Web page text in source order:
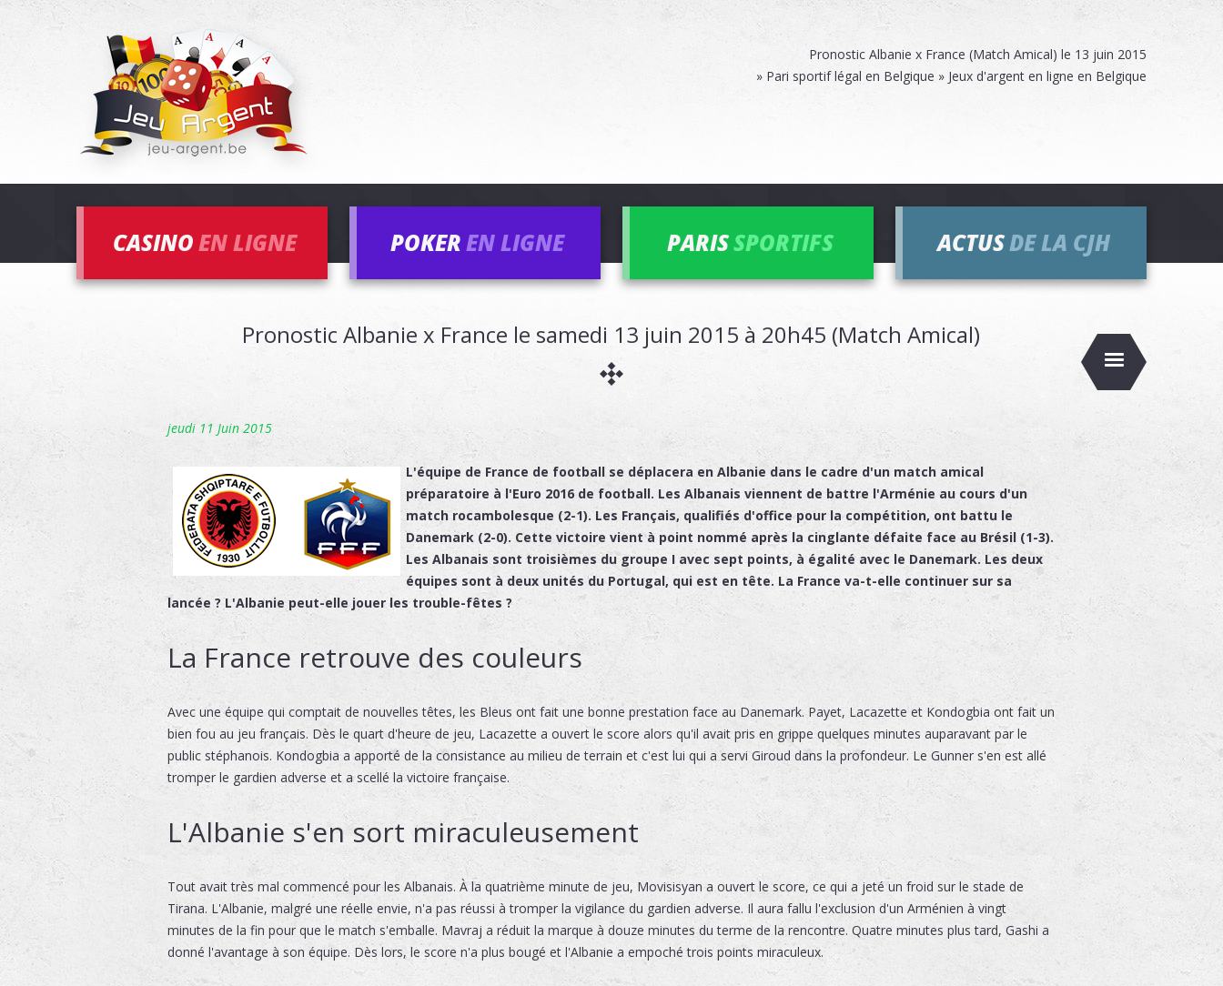
Pronostic Albanie x France (Match Amical) le 13 juin 2015
» Pari sportif légal en Belgique » Jeux d'argent en ligne en Belgique
CASINOEN LIGNE POKEREN LIGNE PARISSPORTIFS ACTUSDE LA CJH
Pronostic Albanie x France le samedi 13 juin 2015 à 20h45 (Match Amical)
jeudi 11 Juin 2015
L'équipe de France de football se déplacera en Albanie dans le cadre d'un match amical
préparatoire à l'Euro 2016 de football. Les Albanais viennent de battre l'Arménie au cours d'un
match rocambolesque (2-1). Les Français, qualifiés d'office pour la compétition, ont battu le
Danemark (2-0). Cette victoire vient à point nommé après la cinglante défaite face au Brésil (1-3).
Les Albanais sont troisièmes du groupe I avec sept points, à égalité avec le Danemark. Les deux
équipes sont à deux unités du Portugal, qui est en tête. La France va-t-elle continuer sur sa
lancée ? L'Albanie peut-elle jouer les trouble-fêtes ?
La France retrouve des couleurs
Avec une équipe qui comptait de nouvelles têtes, les Bleus ont fait une bonne prestation face au Danemark. Payet, Lacazette et Kondogbia ont fait un
bien fou au jeu français. Dès le quart d'heure de jeu, Lacazette a ouvert le score alors qu'il avait pris en grippe quelques minutes auparavant par le
public stéphanois. Kondogbia a apporté de la consistance au milieu de terrain et c'est lui qui a servi Giroud dans la profondeur. Le Gunner s'en est allé
tromper le gardien adverse et a scellé la victoire française.
L'Albanie s'en sort miraculeusement
Tout avait très mal commencé pour les Albanais. À la quatrième minute de jeu, Movisisyan a ouvert le score, ce qui a jeté un froid sur le stade de
Tirana. L'Albanie, malgré une réelle envie, n'a pas réussi à tromper la vigilance du gardien adverse. Il aura fallu l'exclusion d'un Arménien à vingt
minutes de la fin pour que le match s'emballe. Mavraj a réduit la marque à douze minutes du terme de la rencontre. Quatre minutes plus tard, Gashi a
donné l'avantage à son équipe. Dès lors, le score n'a plus bougé et l'Albanie a empoché trois points miraculeux.